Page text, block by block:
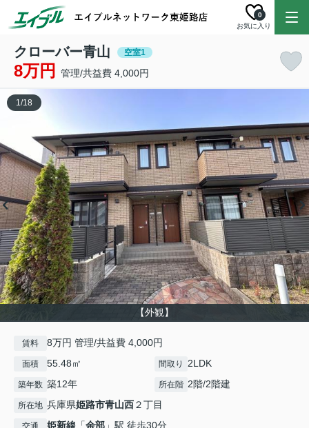
お気に入り
0
クローバー青山 空室1
8万円 管理/共益費 4,000円
【外観】
1/18
賃料 8万円 管理/共益費 4,000円
面積 55.48㎡ 間取り 2LDK
築年数 築12年 所在階 2階/2階建
所在地 兵庫県姫路市青山西２丁目
姫新線 「余部 」駅 徒歩30分